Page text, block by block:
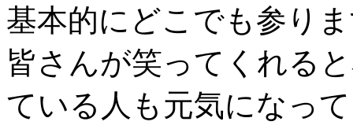
基本的にどこでも参り
皆さんが笑ってくれる
ている人も元気になっ